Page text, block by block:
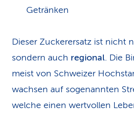
Getränken
Dieser Zuckerersatz ist nicht
sondern auch regional. Die
meist von Schweizer
wachsen auf sogenannten
welche einen wertvollen